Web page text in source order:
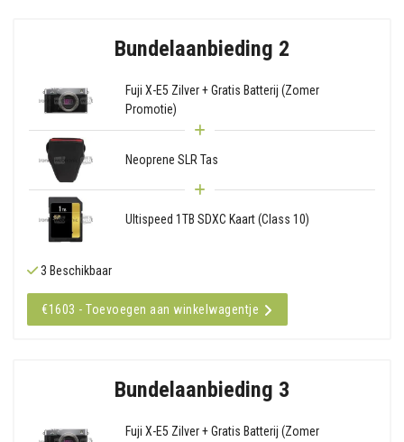
Bundelaanbieding 2
Fuji X-E5 Zilver + Gratis Batterij (Zomer
Promotie)
Neoprene SLR Tas
Ultispeed 1TB SDXC Kaart (Class 10)
3 Beschikbaar
€1603 - Toevoegen aan winkelwagentje
Bundelaanbieding 3
Fuji X-E5 Zilver + Gratis Batterij (Zomer